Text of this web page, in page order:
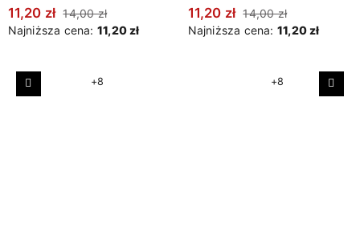
11,20 zł 14,00 zł
Najniższa cena: 11,20 zł
+8
11,20 zł 14,00 zł
Najniższa cena: 11,20 zł
+8
Poprzedni